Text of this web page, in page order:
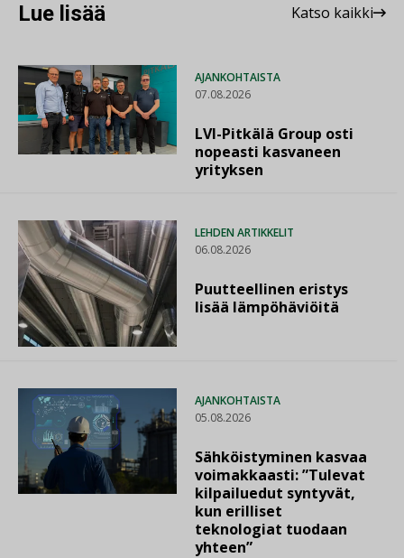
Lue lisää Katso kaikki
AJANKOHTAISTA
07.08.2026
LVI-Pitkälä Group osti
nopeasti kasvaneen
yrityksen
LEHDEN ARTIKKELIT
06.08.2026
Puutteellinen eristys
lisää lämpöhäviöitä
AJANKOHTAISTA
05.08.2026
Sähköistyminen kasvaa
voimakkaasti: ”Tulevat
kilpailuedut syntyvät,
kun erilliset
teknologiat tuodaan
yhteen”